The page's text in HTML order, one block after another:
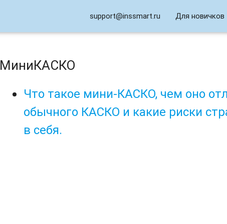
support@inssmart.ru Для новичков
МиниКАСКО
Что такое мини-КАСКО, чем оно
обычного КАСКО и какие риски
в себя.